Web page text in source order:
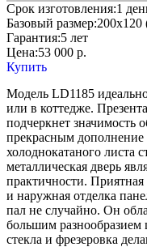
Срок изготовления:1
Базовый размер:200x120
Гарантия:5 лет
Цена:53 000 р.
Купить
Модель LD1185
или в коттедже.
подчеркнет значимость
прекрасным дополнение
холоднокатаного листа
металлическая дверь
практичности.
и наружная отделка
пал не случайно. Он
большим
стекла и фрезеровка